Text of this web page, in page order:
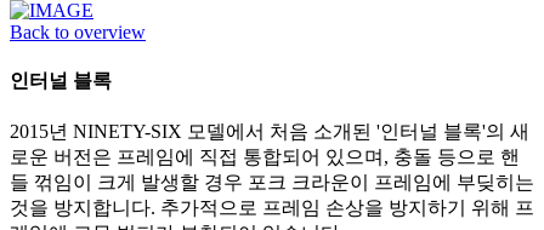
Back to overview
인터널 블록
2015년 NINETY-SIX 모델에서 처음 소개된 '인터널 블록'의 새
로운 버전은 프레임에 직접 통합되어 있으며, 충돌 등으로 핸
들 꺾임이 크게 발생할 경우 포크 크라운이 프레임에 부딪히는
것을 방지합니다. 추가적으로 프레임 손상을 방지하기 위해 프